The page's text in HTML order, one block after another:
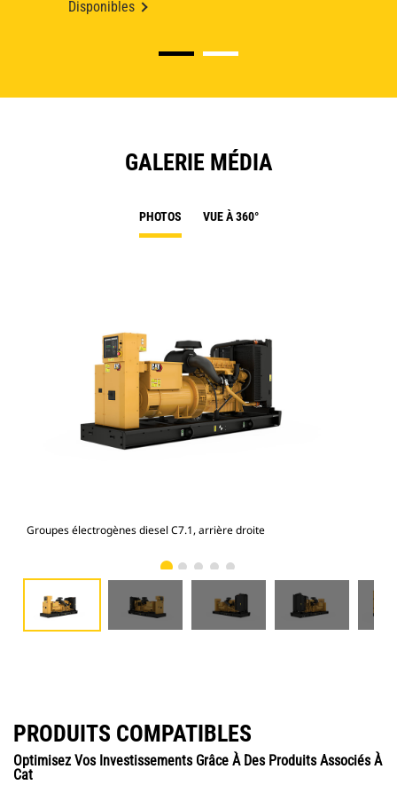
Disponibles
GALERIE MÉDIA
PHOTOS VUE À 360°
Groupes électrogènes diesel C7.1, arrière droite
PRODUITS COMPATIBLES
Optimisez Vos Investissements Grâce À Des Produits Associés À
Cat